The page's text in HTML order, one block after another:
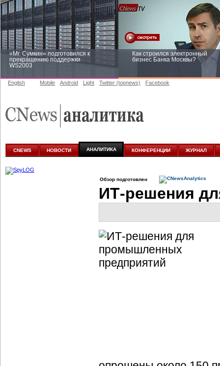
«Mr. Сумкин» подготовился к
прекращению поддержки
WS2003
Как строился электронный
бизнес Банка Москвы?
аналитике
English Mobile Android Light Twitter (topnews) Facebook
CNEWS НОВОСТИ АНАЛИТИКА КОНФЕРЕНЦИИ ЖУРНАЛ
Обзор подготовлен
ИТ-решения